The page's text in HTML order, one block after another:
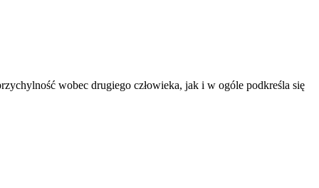
wobec drugiego człowieka, jak i w ogóle podkreśla się